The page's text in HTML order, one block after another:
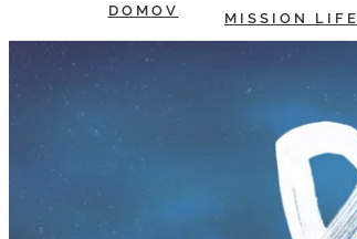
DOMOV MISSION LIFE